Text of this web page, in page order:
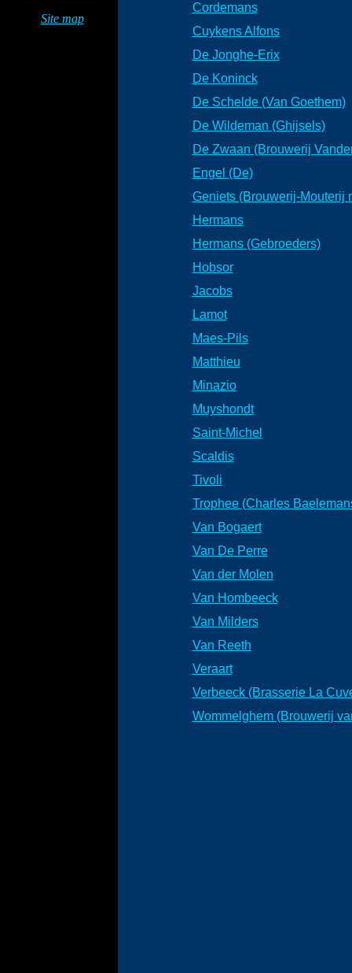
Site map
Cordemans
Cuykens Alfons
De Jonghe-Erix
De Koninck
De Schelde (Van Goethem)
De Wildeman (Ghijsels)
De Zwaan (Brouwerij
Engel (De)
Geniets (Brouwerij-Mouterij
Hermans
Hermans (Gebroeders)
Hobsor
Jacobs
Lamot
Maes-Pils
Matthieu
Minazio
Muyshondt
Saint-Michel
Scaldis
Tivoli
Trophee (Charles
Van Bogaert
Van De Perre
Van der Molen
Van Hombeeck
Van Milders
Van Reeth
Veraart
Verbeeck (Brasserie La
Wommelghem (Brouwerij